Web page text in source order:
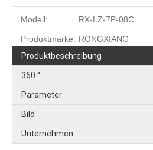
Modell: RX-LZ-7P-08C
Produktmarke: RONGXIANG
Produktbeschreibung
360 °
Parameter
Bild
Unternehmen